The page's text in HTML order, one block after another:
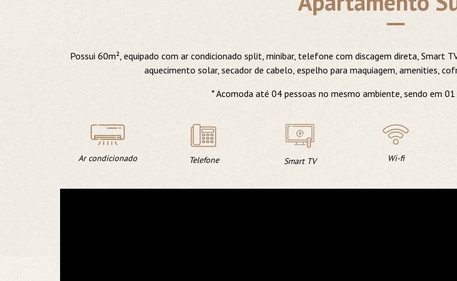
Possui 60m², equipado com ar condicionado split, minibar, telefone com discagem direta, Smart
aquecimento solar, secador de cabelo, espelho para maquiagem, amenities,
* Acomoda até 04 pessoas no mesmo ambiente, sendo em
Ar condicionado Telefone Smart TV Wi-fi